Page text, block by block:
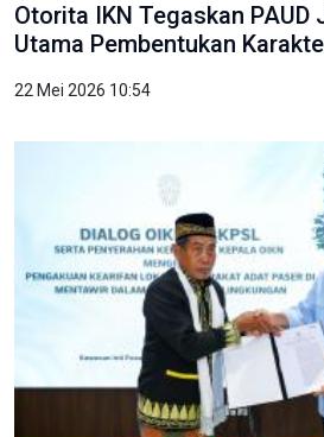
Otorita IKN Tegaskan PAUD
Utama Pembentukan
22 Mei 2026 10:54